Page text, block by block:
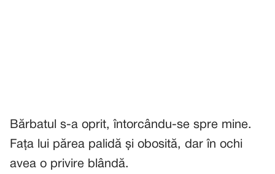
Bărbatul s-a oprit, întorcându-se spre mine.
Fața lui părea palidă și obosită, dar în ochi
avea o privire blândă.